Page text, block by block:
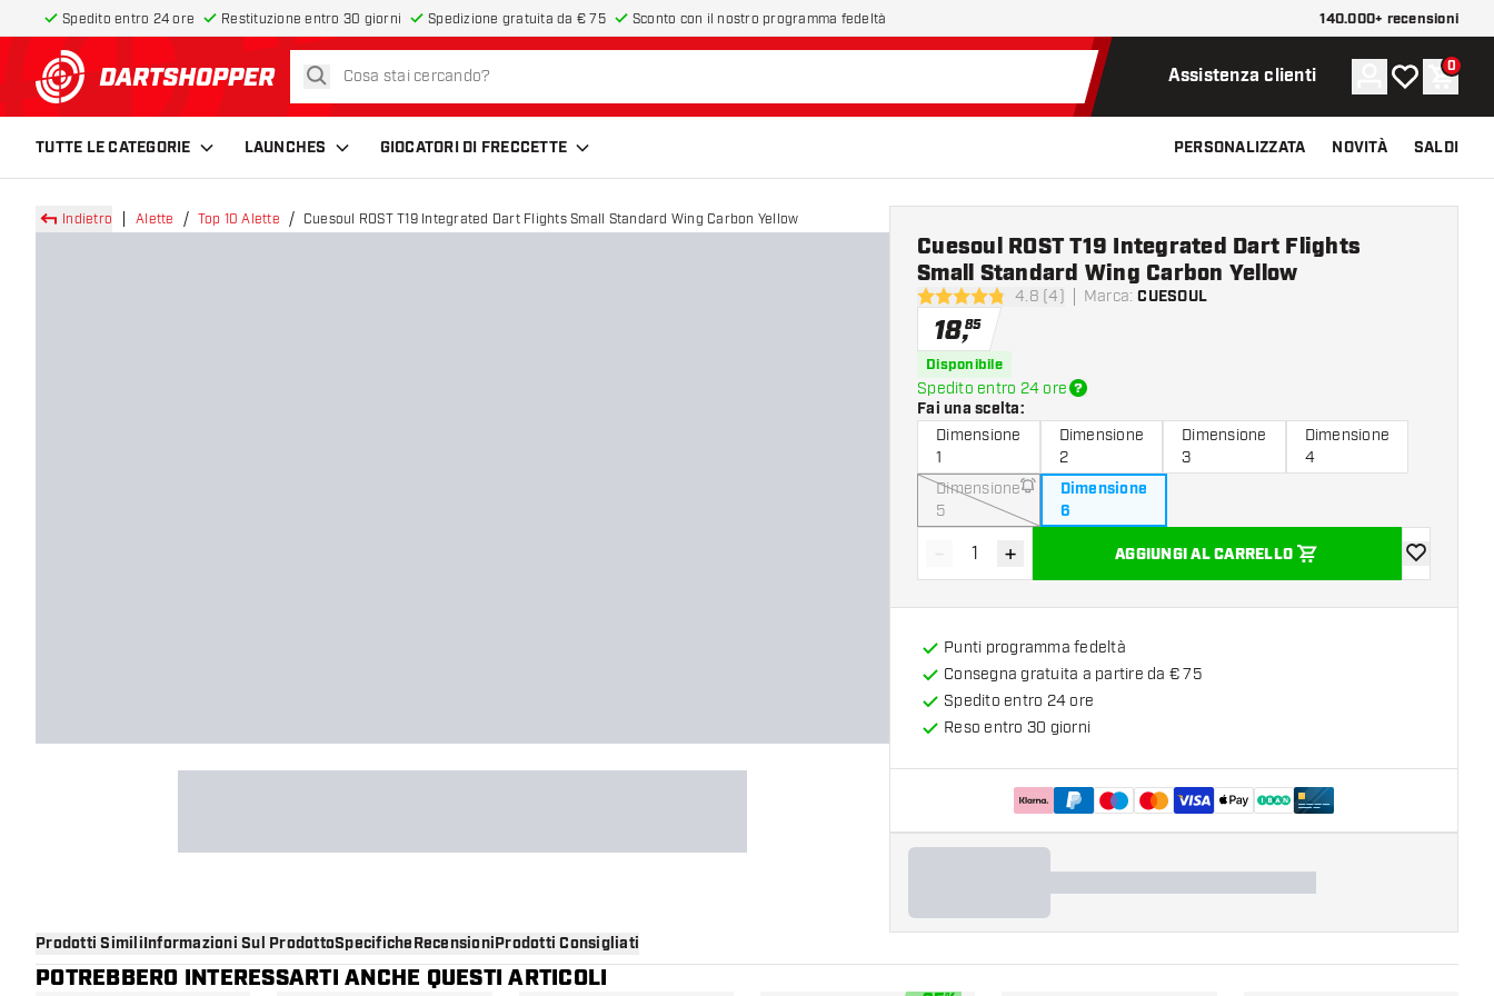
Spedito entro 24 ore Restituzione entro 30 giorni Spedizione gratuita da € 75 Sconto con il nostro programma fedeltà 140.000+ recensioni
torna alla home page
cerca Assistenza clienti Account
La mia lista
0
TUTTE LE CATEGORIE LAUNCHES GIOCATORI DI FRECCETTE PERSONALIZZATA NOVITÀ SALDI
Indietro Alette Top 10 Alette Cuesoul ROST T19 Integrated Dart Flights Small Standard Wing Carbon Yellow
4.8 stelle di valutazione
4.8 (4) Marca: CUESOUL
Cuesoul ROST T19 Integrated Dart Flights
Small Standard Wing Carbon Yellow
18,85
Disponibile
Spedito entro 24 ore
Fai una scelta:
Dimensione
1
Dimensione
2
Dimensione
3
Dimensione
4
Dimensione
5
Dimensione
6
Diminuisci quantità
- Aumenta quantità
+ AGGIUNGI AL CARRELLO
aggiungi
Punti programma fedeltà
Consegna gratuita a partire da € 75
Spedito entro 24 ore
Reso entro 30 giorni
Prodotti SimiliInformazioni Sul ProdottoSpecificheRecensioniProdotti Consigliati
POTREBBERO INTERESSARTI ANCHE QUESTI ARTICOLI